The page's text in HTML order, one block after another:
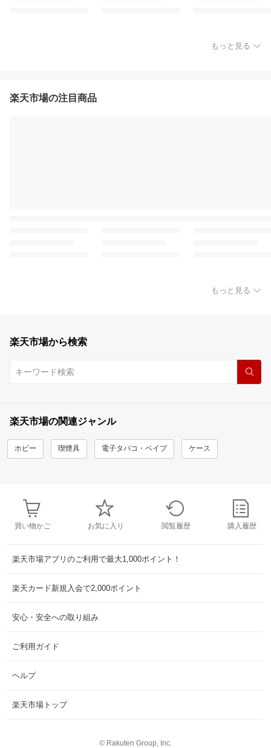
もっと見る
楽天市場の注目商品
もっと見る
楽天市場から検索
楽天市場の関連ジャンル
ホビー 喫煙具 電子タバコ・ベイプ ケース
買い物かご お気に入り 閲覧履歴 購入履歴
楽天市場アプリのご利用で最大1,000ポイント！
楽天カード新規入会で2,000ポイント
安心・安全への取り組み
ご利用ガイド
ヘルプ
楽天市場トップ
© Rakuten Group, Inc.